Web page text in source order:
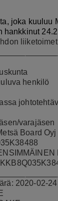
joka
hankkinut
liiketoimet
henkilö
varajäsen
Board Oyj
2020-02-24